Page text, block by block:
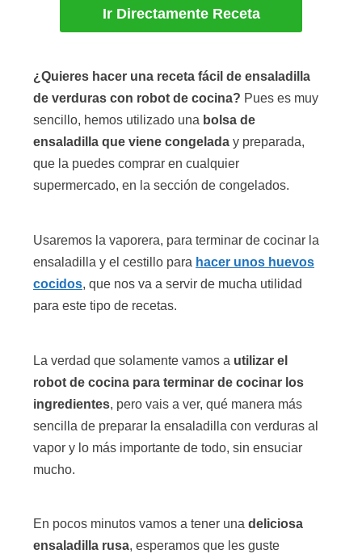
Ir Directamente Receta
¿Quieres hacer una receta fácil de ensaladilla
de verduras con robot de cocina? Pues es muy
sencillo, hemos utilizado una bolsa de
ensaladilla que viene congelada y preparada,
que la puedes comprar en cualquier
supermercado, en la sección de congelados.
Usaremos la vaporera, para terminar de cocinar la
ensaladilla y el cestillo para hacer unos huevos
cocidos, que nos va a servir de mucha utilidad
para este tipo de recetas.
La verdad que solamente vamos a utilizar el
robot de cocina para terminar de cocinar los
ingredientes, pero vais a ver, qué manera más
sencilla de preparar la ensaladilla con verduras al
vapor y lo más importante de todo, sin ensuciar
mucho.
En pocos minutos vamos a tener una deliciosa
ensaladilla rusa, esperamos que les guste